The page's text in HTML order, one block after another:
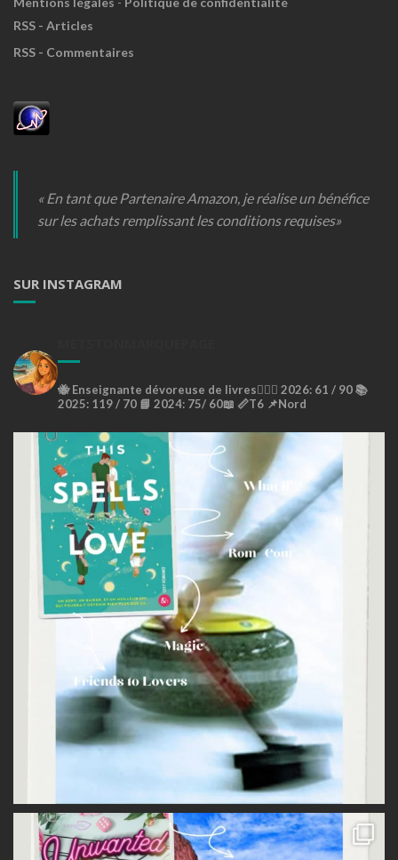
RSS - Articles
RSS - Commentaires
« En tant que Partenaire Amazon, je réalise un bénéfice
sur les achats remplissant les conditions requises»
SUR INSTAGRAM
🐝Enseignante dévoreuse de livres🙇🏼‍♀️ 2026: 61 / 90 📚
2025: 119 / 70 📘 2024: 75/ 60📖 📏T6 📌Nord